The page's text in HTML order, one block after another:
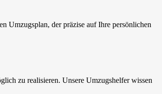
Umzugsplan, der präzise auf Ihre persönlichen
zu realisieren. Unsere Umzugshelfer wissen